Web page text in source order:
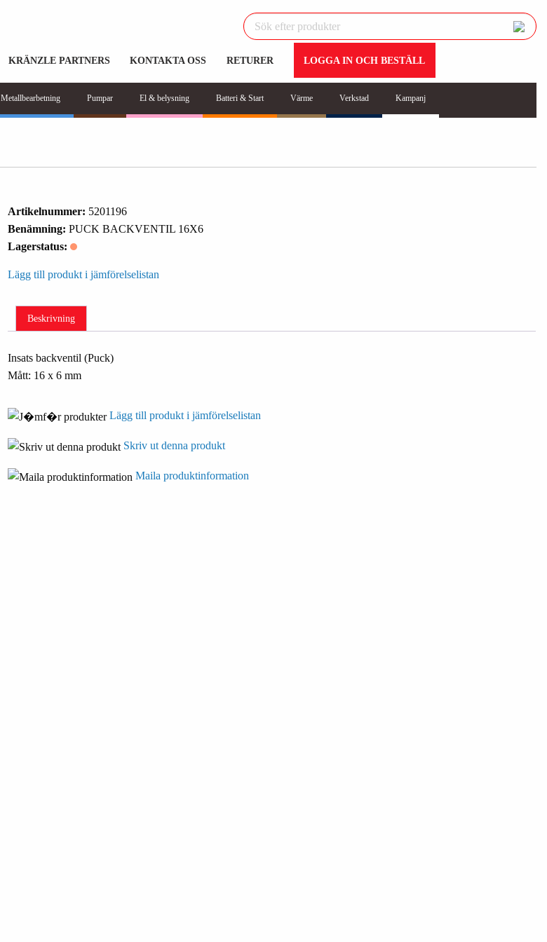
KRÄNZLE PARTNERS KONTAKTA OSS RETURER LOGGA IN OCH BESTÄLL
Metallbearbetning Pumpar El & belysning Batteri & Start Värme Verkstad Kampanj
Artikelnummer: 5201196
Benämning: PUCK BACKVENTIL 16X6
Lagerstatus:
Lägg till produkt i jämförelselistan
Beskrivning
Insats backventil (Puck)
Mått: 16 x 6 mm
Lägg till produkt i jämförelselistan
Skriv ut denna produkt
Maila produktinformation